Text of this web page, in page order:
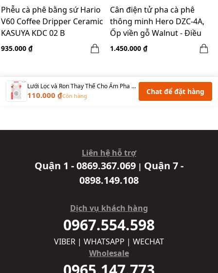
Phễu cà phê bằng sứ Hario
V60 Coffee Dripper Ceramic
KASUYA KDC 02 B
935.000 ₫
Cân điện tử pha cà phê
thông minh Hero DZC-4A,
Ốp viền gỗ Walnut - Điều
chỉnh 5 chế độ - 2500mAH
1.450.000 ₫
Lưới Lọc và Ron Thay Thế Cho Ấm Pha Cà Phê Pedrini và Bialetti - 6 Cups
110.000 ₫Còn hàng Chat để đặt hàng
Liên hệ hỗ trợ
Quận 1 - 0869.367.069 | Quận 7 -
0898.149.108
Dịch vụ khách hàng
0967.554.598
VIBER | WHATSAPP | WECHAT
Wholesale